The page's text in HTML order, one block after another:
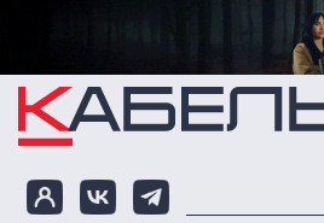
Перейти к основному содержанию